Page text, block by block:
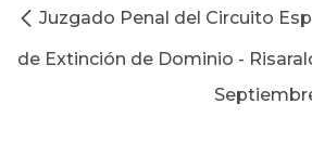
Juzgado Penal del Circuito
de Extinción de Dominio -